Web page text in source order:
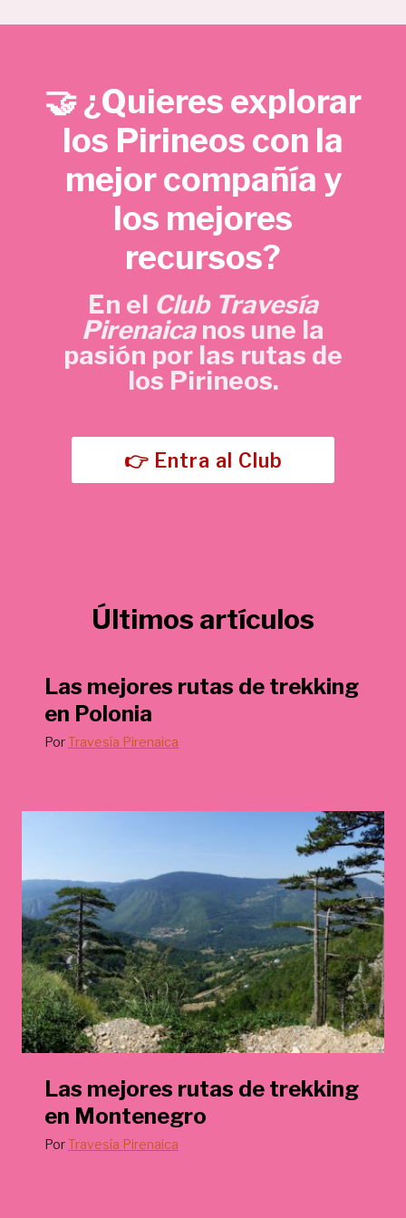
€
o
i
g
e
r
a
:
,
0
c
t
u
a
l
s
:
5
,
7
0
€
.
🤝 ¿Quieres explorar
los Pirineos con la
mejor compañía y
los mejores
recursos?
En el Club Travesía
Pirenaicanos une la
pasión por las rutas de
los Pirineos.
👉 Entra al Club
Últimos artículos
Las mejores rutas de trekking
en Polonia
PorTravesía Pirenaica
Las mejores rutas de trekking
en Montenegro
PorTravesía Pirenaica